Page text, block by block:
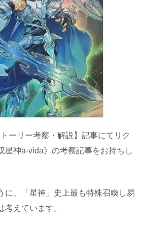
ーリー考察・解説】記事にてリク
星神a-vida》の考察記事をお持ちし
に、「星神」史上最も特殊召喚し易
考えています。